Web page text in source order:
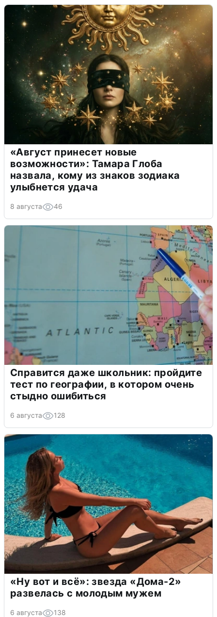
«Август принесет новые
возможности»: Тамара Глоба
назвала, кому из знаков зодиака
улыбнется удача
8 августа 46
Справится даже школьник: пройдите
тест по географии, в котором очень
стыдно ошибиться
6 августа 128
«Ну вот и всё»: звезда «Дома-2»
развелась с молодым мужем
6 августа 138